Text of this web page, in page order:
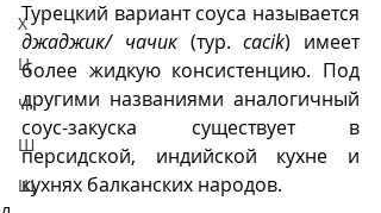
Х
Ц
Ч
Ш
Щ
джаджик/ чачик (тур. cacik) имеет
более жидкую консистенцию. Под
другими названиями аналогичный
соус-закуска существует в
персидской, индийской кухне и
кухнях балканских народов.